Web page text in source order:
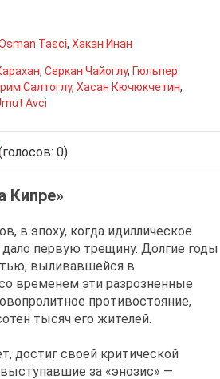
Tasci, Хакан Инан
, Серкан Чайоглу, Гюльпер
Салтоглу, Хасан Кючюкчетин,
Avci
0)
Кипре»
в эпоху, когда идиллическое
первую трещину. Долгие годы
выливавшейся в
временем эти разрозненные
противостояние,
тысяч его жителей.
достиг своей критической
за «энозис» —